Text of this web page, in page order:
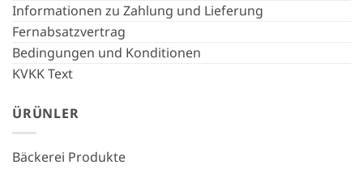
Informationen zu Zahlung und Lieferung
Fernabsatzvertrag
Bedingungen und Konditionen
KVKK Text
ÜRÜNLER
Bäckerei Produkte